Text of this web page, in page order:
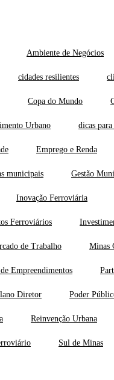
Ambiente de Negócios
cidades resilientes
Copa do Mundo
Urbano dicas
Emprego e Renda
municipais Gestão
Inovação Ferroviária
Ferroviários
de Trabalho Minas
Empreendimentos
Diretor Poder
Reinvenção Urbana
Sul de Minas